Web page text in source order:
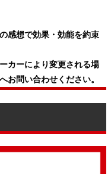
感想で効果・効能を約束
カーにより変更される場
お問い合わせください。